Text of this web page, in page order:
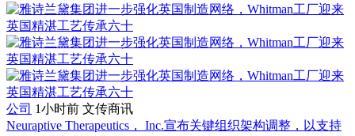
公司 1小时前 文传商讯
Neuraptive Therapeutics， Inc.宣布关键组织架构调整，以支持